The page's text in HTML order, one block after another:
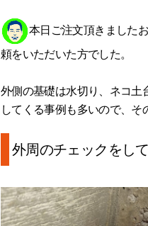
本日ご注文頂きました
頼をいただいた方でした。
外側の基礎は水切り、ネコ土
してくる事例も多いので、そ
外周のチェックをし